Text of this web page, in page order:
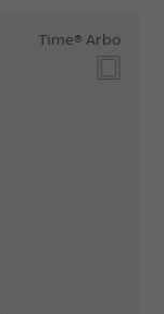
Time® Arbo